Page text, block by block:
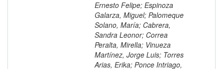
Ernesto Felipe; Espinoza
Galarza, Miguel; Palomeque
Solano, María; Cabrera,
Sandra Leonor; Correa
Peralta, Mirella; Vinueza
Martínez, Jorge Luis; Torres
Arias, Erika; Ponce Intriago,